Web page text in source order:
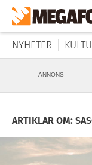
NYHETER
ANNONS
ARTIKLAR OM: